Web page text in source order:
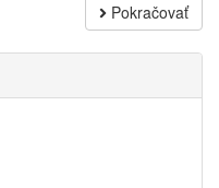
Pokračovať